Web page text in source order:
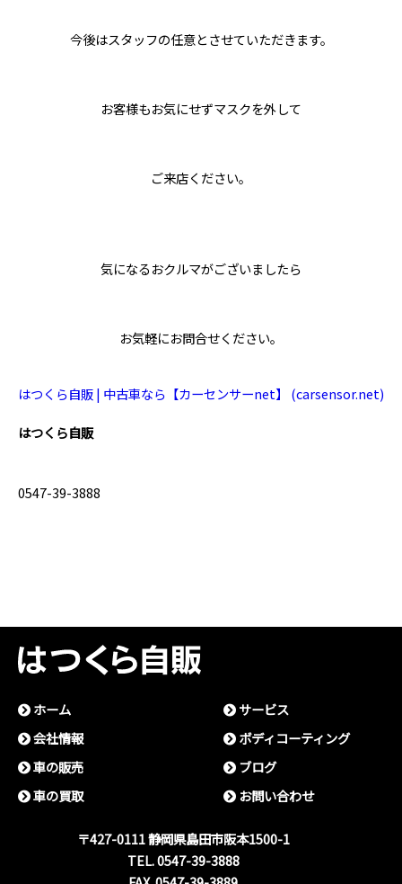
今後はスタッフの任意とさせていただきます。
お客様もお気にせずマスクを外して
ご来店ください。
気になるおクルマがございましたら
お気軽にお問合せください。
はつくら自販 | 中古車なら【カーセンサーnet】 (carsensor.net)
はつくら自販
0547-39-3888
〒427-0111 静岡県島⽥市阪本1500-1
TEL. 0547-39-3888
ホーム
会社情報
⾞の販売
⾞の買取
サービス
ボディコーティング
ブログ
お問い合わせ